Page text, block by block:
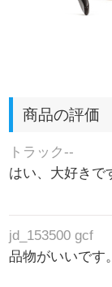
商品の評価
トラック--
はい、大好きで
jd_153500 gcf
品物がいいです